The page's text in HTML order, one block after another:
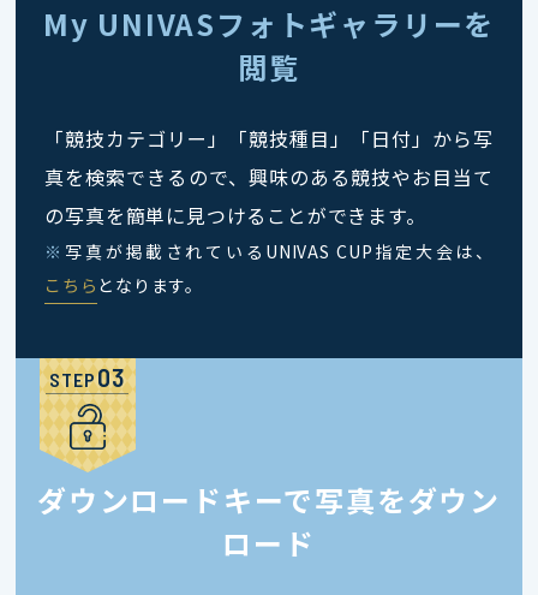
My UNIVASフォトギャラリーを
閲覧
「競技カテゴリー」「競技種目」「日付」から写
真を検索できるので、興味のある競技やお目当て
の写真を簡単に見つけることができます。
※ 写真が掲載されているUNIVAS CUP指定大会は、
こちら となります。
STEP
ダウンロードキーで写真をダウン
ロード